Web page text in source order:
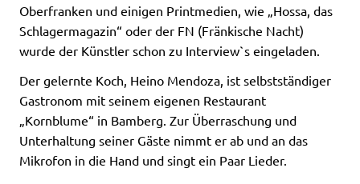
Oberfranken und einigen Printmedien, wie „Hossa, das
Schlagermagazin“ oder der FN (Fränkische Nacht)
wurde der Künstler schon zu Interview`s eingeladen.
Der gelernte Koch, Heino Mendoza, ist selbstständiger
Gastronom mit seinem eigenen Restaurant
„Kornblume“ in Bamberg. Zur Überraschung und
Unterhaltung seiner Gäste nimmt er ab und an das
Mikrofon in die Hand und singt ein Paar Lieder.